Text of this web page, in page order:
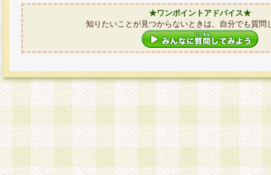
★ワンポイントアドバイス★
知りたいことが見つからないときは、自分でも質問